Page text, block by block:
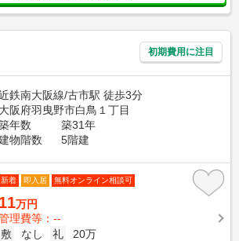
初期費用に注目
鉄南大阪線/古市駅 徒歩3分
大阪府羽曳野市白鳥１丁目
年数
築31年
物階数
5階建
新着 即入居 無料オンライン相談可
11万円
理費等：--
敷
なし 礼
20万